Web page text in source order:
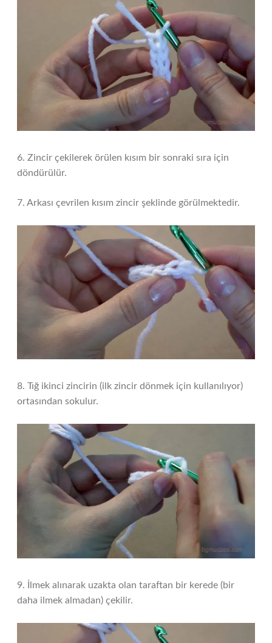
6. Zincir çekilerek örülen kısım bir sonraki sıra için
döndürülür.
7. Arkası çevrilen kısım zincir şeklinde görülmektedir.
8. Tığ ikinci zincirin (ilk zincir dönmek için kullanılıyor)
ortasından sokulur.
9. İlmek alınarak uzakta olan taraftan bir kerede (bir
daha ilmek almadan) çekilir.